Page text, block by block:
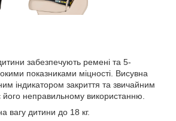
забезпечують ремені та 5-
показниками міцності. Висувна
індикатором закриття та звичайним
його неправильному використанню.
вагу дитини до 18 кг.